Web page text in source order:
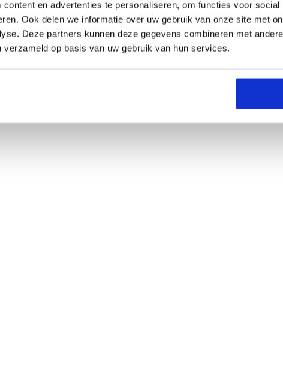
en advertenties te personaliseren, om functies voor
Ook delen we informatie over uw gebruik van onze site met
Deze partners kunnen deze gegevens combineren met
verzameld op basis van uw gebruik van hun services.